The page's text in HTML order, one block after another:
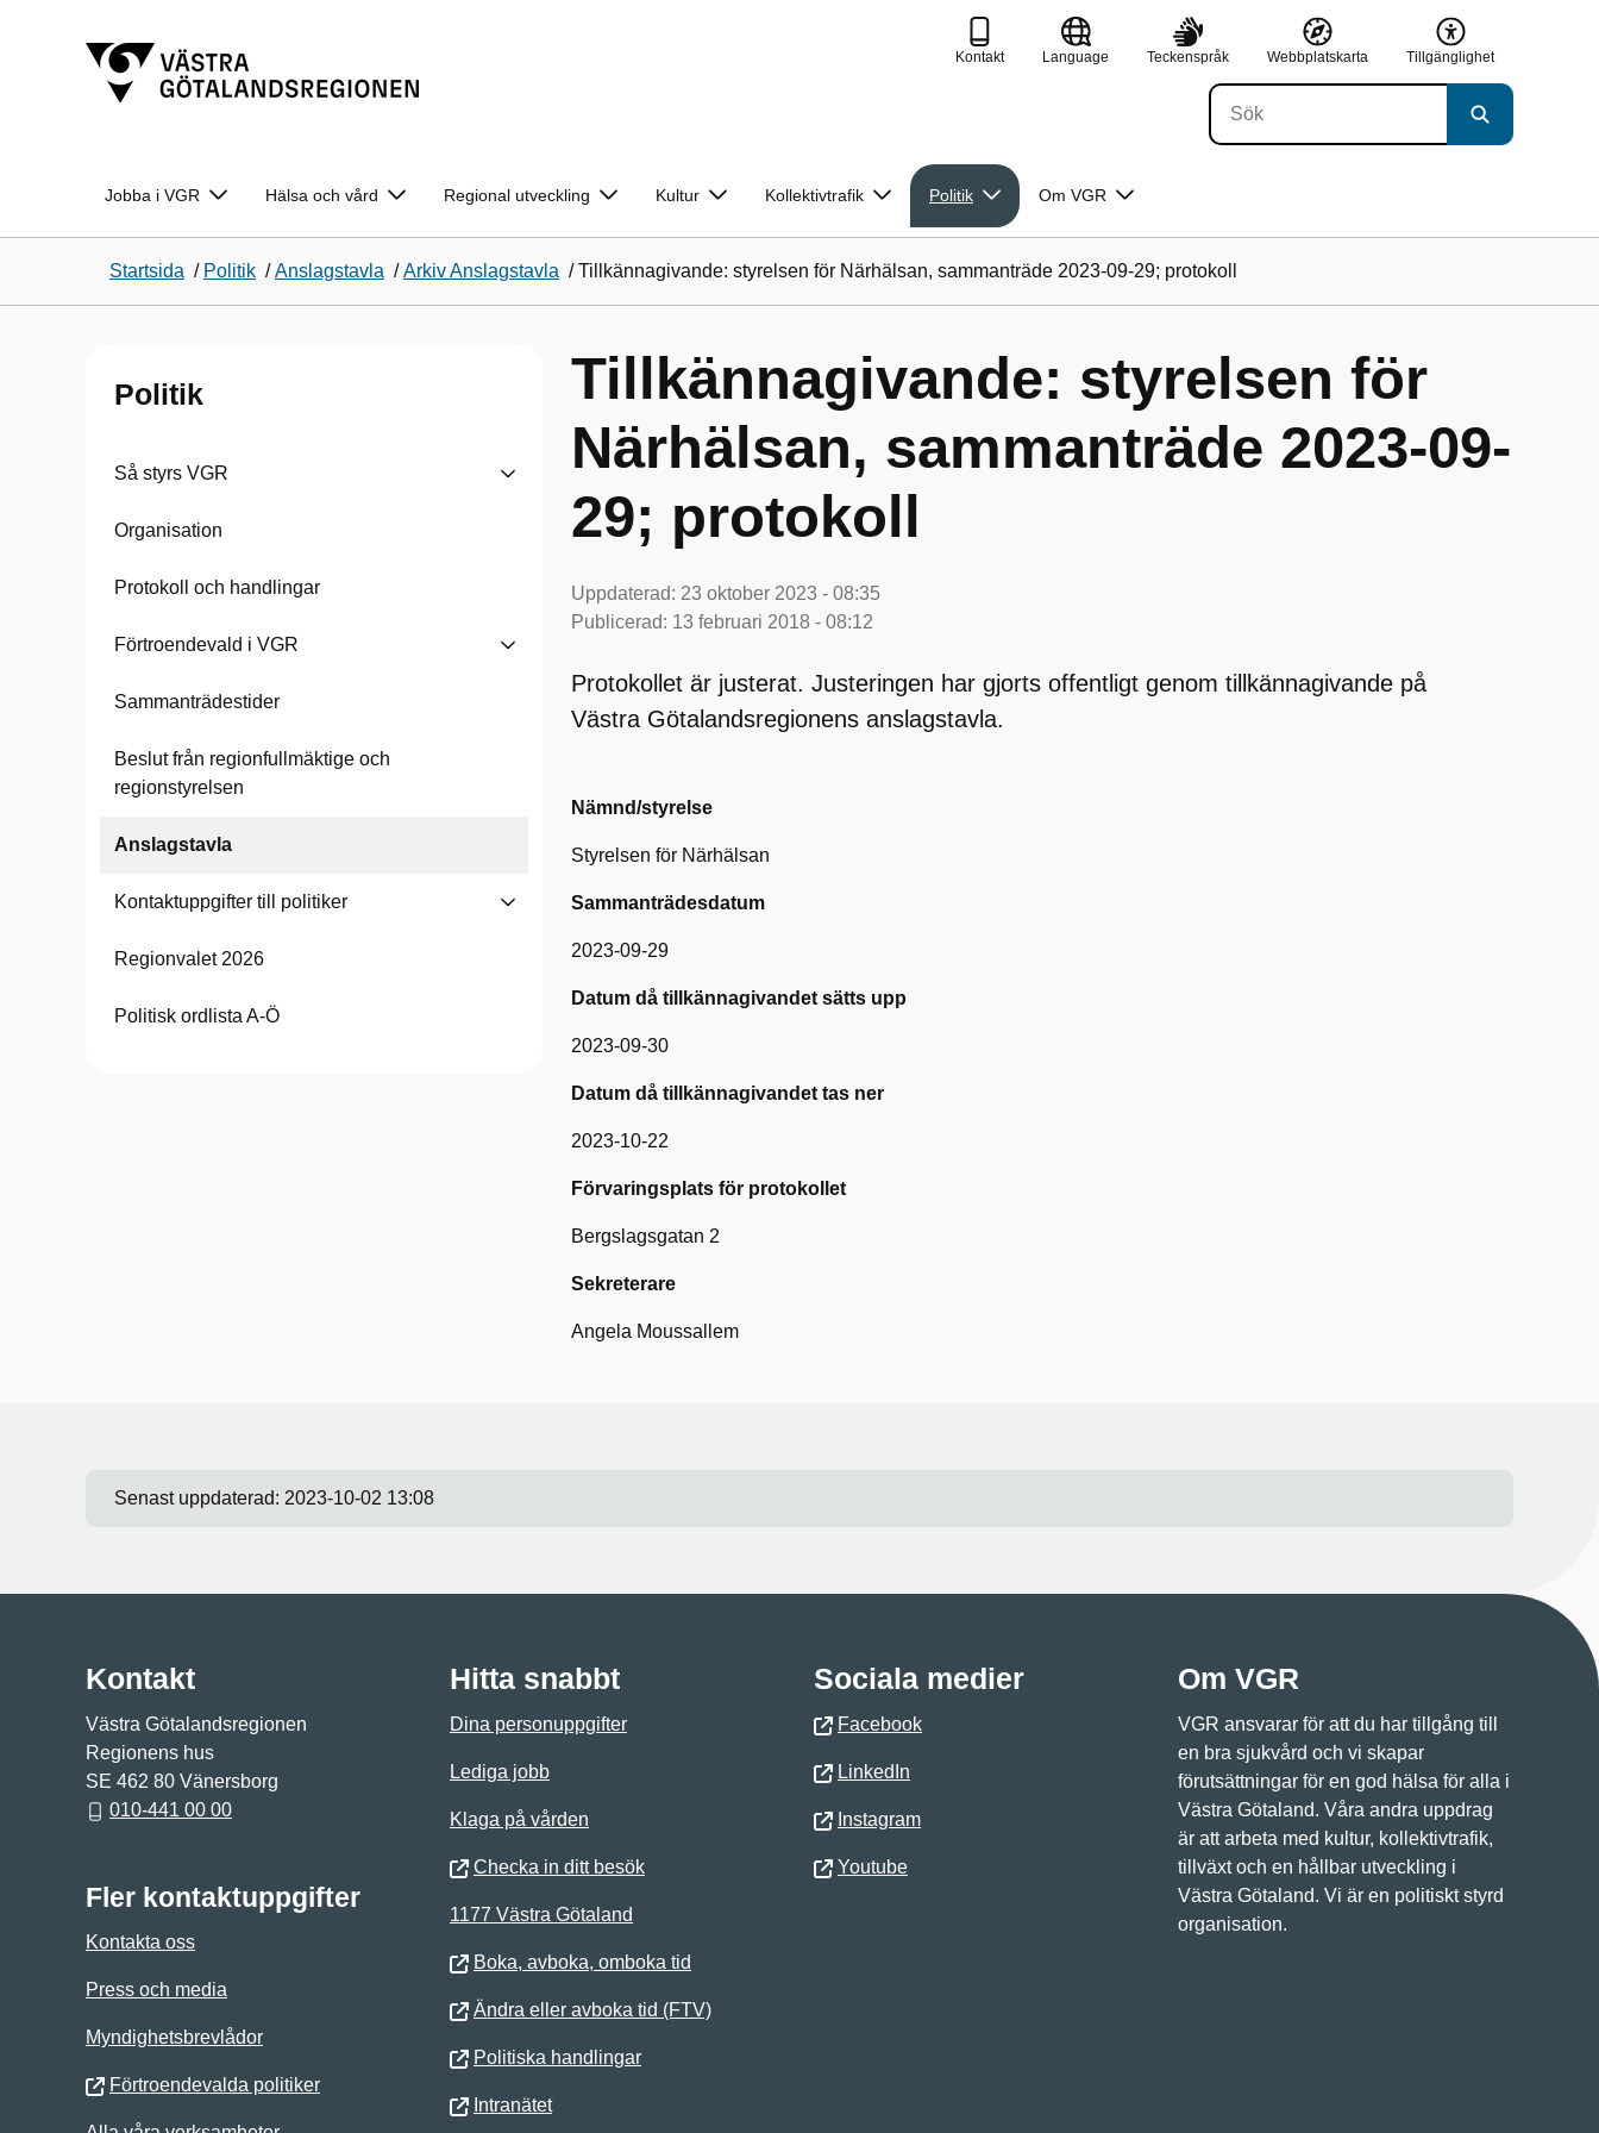
Kontakt Language Teckenspråk Webbplatskarta Tillgänglighet
Jobba i VGR Hälsa och vård Regional utveckling Kultur Kollektivtrafik Politik Om VGR
Startsida / Politik /Anslagstavla /Arkiv Anslagstavla /Tillkännagivande: styrelsen för Närhälsan, sammanträde 2023-09-29; protokoll
Politik
Så styrs VGR
Organisation
Protokoll och handlingar
Förtroendevald i VGR
Sammanträdestider
Beslut från regionfullmäktige och
regionstyrelsen
Anslagstavla
Kontaktuppgifter till politiker
Regionvalet 2026
Politisk ordlista A-Ö
Tillkännagivande: styrelsen för
Närhälsan, sammanträde 2023-09-
29; protokoll
Uppdaterad: 23 oktober 2023 - 08:35
Publicerad: 13 februari 2018 - 08:12
Protokollet är justerat. Justeringen har gjorts offentligt genom tillkännagivande på
Västra Götalandsregionens anslagstavla.
Nämnd/styrelse
Styrelsen för Närhälsan
Sammanträdesdatum
2023-09-29
Datum då tillkännagivandet sätts upp
2023-09-30
Datum då tillkännagivandet tas ner
2023-10-22
Förvaringsplats för protokollet
Bergslagsgatan 2
Sekreterare
Angela Moussallem
Senast uppdaterad: 2023-10-02 13:08
Kontakt
Västra Götalandsregionen
Regionens hus
SE 462 80 Vänersborg
010-441 00 00
Fler kontaktuppgifter
Kontakta oss
Press och media
Myndighetsbrevlådor
Förtroendevalda politiker
Hitta snabbt
Dina personuppgifter
Lediga jobb
Klaga på vården
Checka in ditt besök
1177 Västra Götaland
Boka, avboka, omboka tid
Ändra eller avboka tid (FTV)
Politiska handlingar
Intranätet
Sociala medier
Facebook
LinkedIn
Instagram
Youtube
Om VGR
VGR ansvarar för att du har tillgång till
en bra sjukvård och vi skapar
förutsättningar för en god hälsa för alla i
Västra Götaland. Våra andra uppdrag
är att arbeta med kultur, kollektivtrafik,
tillväxt och en hållbar utveckling i
Västra Götaland. Vi är en politiskt styrd
organisation.